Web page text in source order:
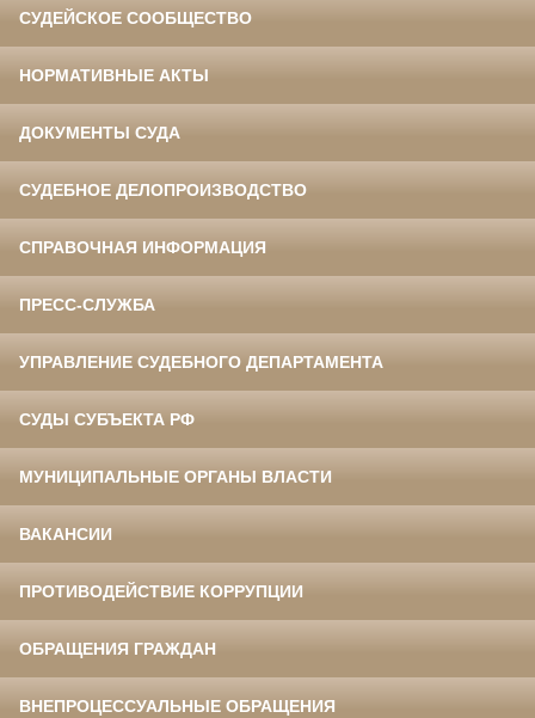
СУДЕЙСКОЕ СООБЩЕСТВО
НОРМАТИВНЫЕ АКТЫ
ДОКУМЕНТЫ СУДА
СУДЕБНОЕ ДЕЛОПРОИЗВОДСТВО
СПРАВОЧНАЯ ИНФОРМАЦИЯ
ПРЕСС-СЛУЖБА
УПРАВЛЕНИЕ СУДЕБНОГО ДЕПАРТАМЕНТА
СУДЫ СУБЪЕКТА РФ
МУНИЦИПАЛЬНЫЕ ОРГАНЫ ВЛАСТИ
ВАКАНСИИ
ПРОТИВОДЕЙСТВИЕ КОРРУПЦИИ
ОБРАЩЕНИЯ ГРАЖДАН
ВНЕПРОЦЕССУАЛЬНЫЕ ОБРАЩЕНИЯ